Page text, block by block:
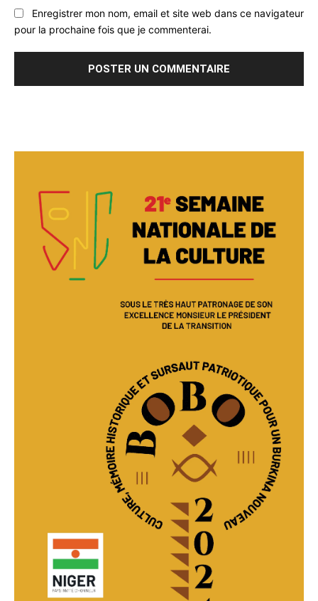
Enregistrer mon nom, email et site web dans ce navigateur
pour la prochaine fois que je commenterai.